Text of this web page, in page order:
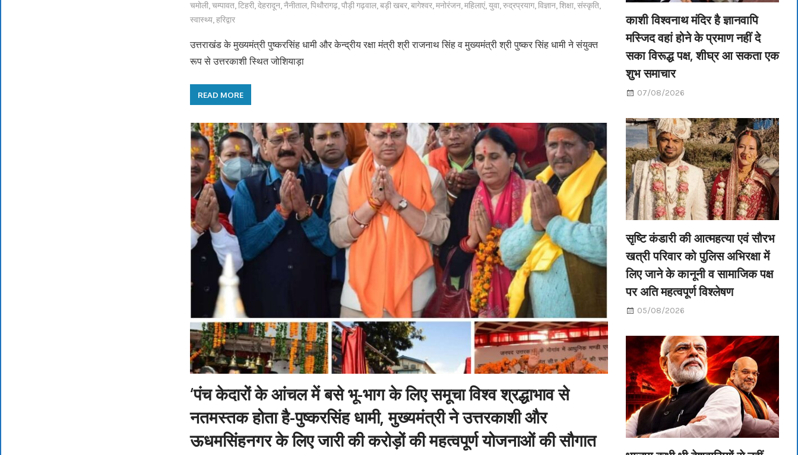
चमोली,चम्पावत,टिहरी,देहरादून,नैनीताल,पिथौरागढ़,पौड़ी गढ़वाल,बड़ी खबर,बागेश्वर,मनोरंजन,महिलाएं,युवा,रुद्रप्रयाग,विज्ञान,शिक्षा,संस्कृति,
स्वास्थ्य,हरिद्वार
उत्तराखंड के मुख्यमंत्री पुष्करसिंह धामी और केन्द्रीय रक्षा मंत्री श्री राजनाथ सिंह व मुख्यमंत्री श्री पुष्कर सिंह धामी ने संयुक्त
रूप से उत्तरकाशी स्थित जोशियाड़ा
READ MORE
‘पंच केदारों के आंचल में बसे भू-भाग के लिए समूचा विश्व श्रद्धाभाव से
नतमस्तक होता है-पुष्करसिंह धामी, मुख्यमंत्री ने उत्तरकाशी और
ऊधमसिंहनगर के लिए जारी की करोड़ों की महत्वपूर्ण योजनाओं की सौगात
काशी विश्वनाथ मंदिर है ज्ञानवापि
मस्जिद वहां होने के प्रमाण नहीं दे
सका विरूद्ध पक्ष, शीघ्र आ सकता एक
शुभ समाचार
07/08/2026
सृष्टि कंडारी की आत्महत्या एवं सौरभ
खत्री परिवार को पुलिस अभिरक्षा में
लिए जाने के कानूनी व सामाजिक पक्ष
पर अति महत्वपूर्ण विश्लेषण
05/08/2026